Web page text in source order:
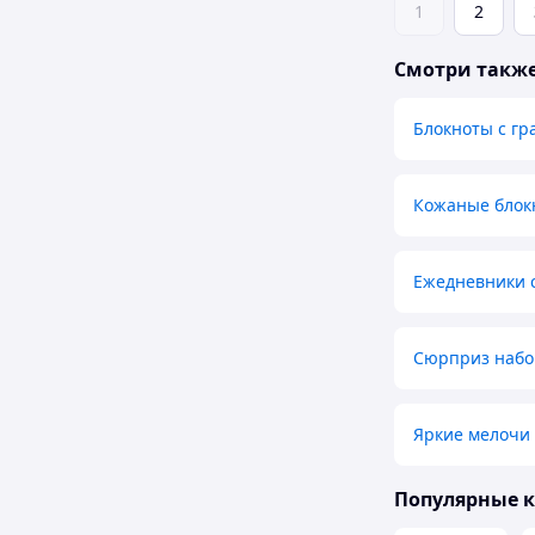
1 2
Смотри
Блокноты с
Кожаные
Ежедневники
Сюрприз
Яркие мелочи
Популярные